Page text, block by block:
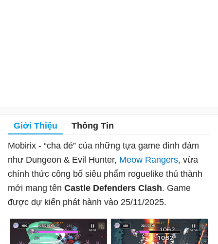
Giới Thiệu Thông Tin
Mobirix - “cha đẻ” của những tựa game đình đám
như Dungeon & Evil Hunter, Meow Rangers, vừa
chính thức công bố siêu phẩm roguelike thủ thành
mới mang tên Castle Defenders Clash. Game
được dự kiến phát hành vào 25/11/2025.